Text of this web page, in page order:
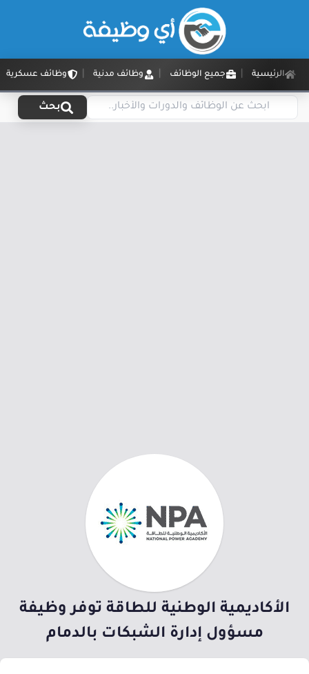
الرئيسية جميع الوظائف وظائف مدنية وظائف عسكرية
بحث
الأكاديمية الوطنية للطاقة توفر وظيفة
مسؤول إدارة الشبكات بالدمام